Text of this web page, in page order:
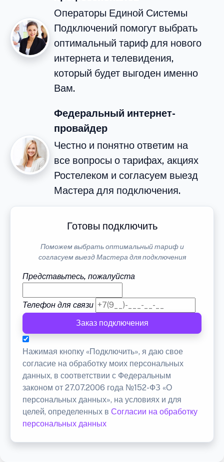
Операторы Единой Системы
Подключений помогут выбрать
оптимальный тариф для нового
интернета и телевидения,
который будет выгоден именно
Вам.
Федеральный интернет-
провайдер
Честно и понятно ответим на
все вопросы о тарифах, акциях
Ростелеком и согласуем выезд
Мастера для подключения.
Готовы подключить
Поможем выбрать оптимальный тариф и
согласуем выезд Мастера для подключения
Представьтесь, пожалуйста
Телефон для связи
Заказ подключения
Нажимая кнопку «Подключить», я даю свое
согласие на обработку моих персональных
данных, в соответствии с Федеральным
законом от 27.07.2006 года №152-ФЗ «О
персональных данных», на условиях и для
целей, определенных в Согласии на обработку
персональных данных